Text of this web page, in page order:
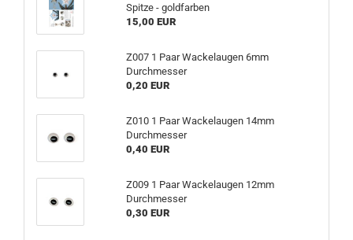
Spitze - goldfarben
15,00 EUR
Z007 1 Paar Wackelaugen 6mm
Durchmesser
0,20 EUR
Z010 1 Paar Wackelaugen 14mm
Durchmesser
0,40 EUR
Z009 1 Paar Wackelaugen 12mm
Durchmesser
0,30 EUR